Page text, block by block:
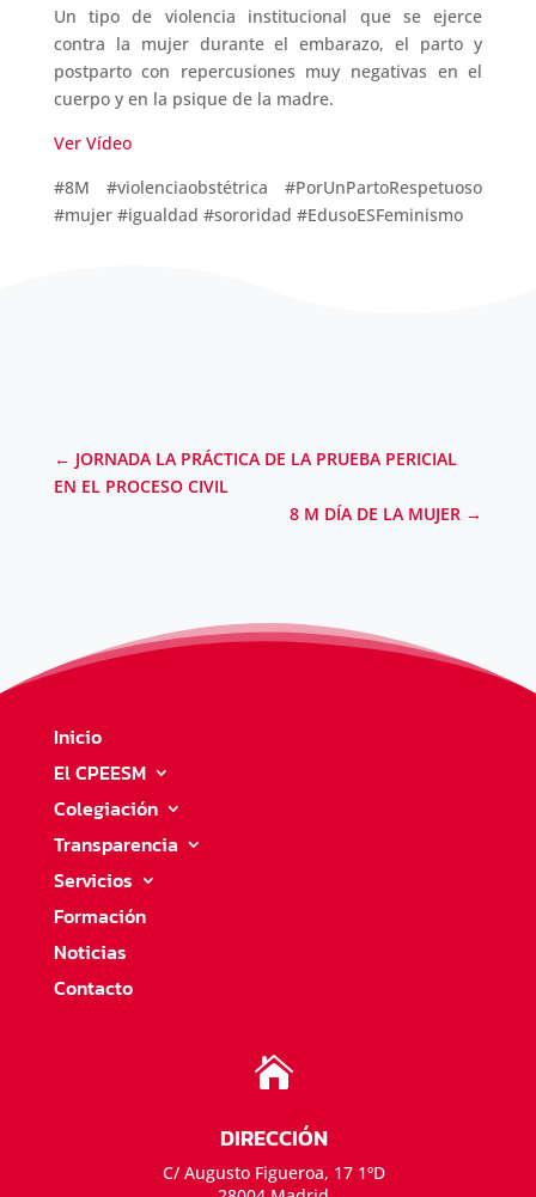
Un tipo de violencia institucional que se ejerce
contra la mujer durante el embarazo, el parto y
postparto con repercusiones muy negativas en el
cuerpo y en la psique de la madre.
Ver Vídeo
#8M #violenciaobstétrica #PorUnPartoRespetuoso
#mujer #igualdad #sororidad #EdusoESFeminismo
← JORNADA LA PRÁCTICA DE LA PRUEBA PERICIAL
EN EL PROCESO CIVIL
8 M DÍA DE LA MUJER →
Inicio
El CPEESM
Colegiación
Transparencia
Servicios
Formación
Noticias
Contacto

DIRECCIÓN
C/ Augusto Figueroa, 17 1ºD